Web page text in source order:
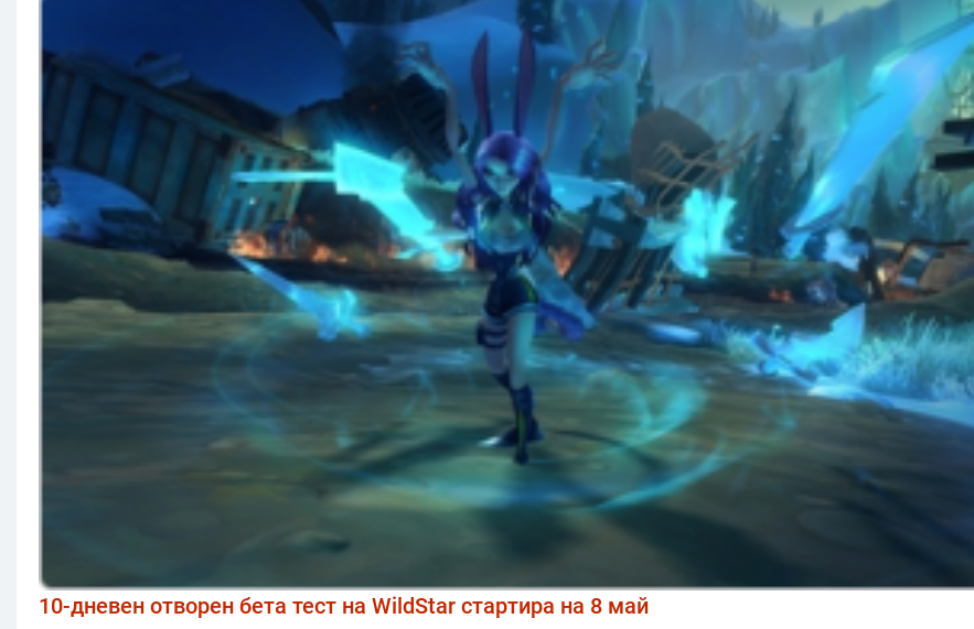
10-дневен отворен бета тест на WildStar стартира на 8 май